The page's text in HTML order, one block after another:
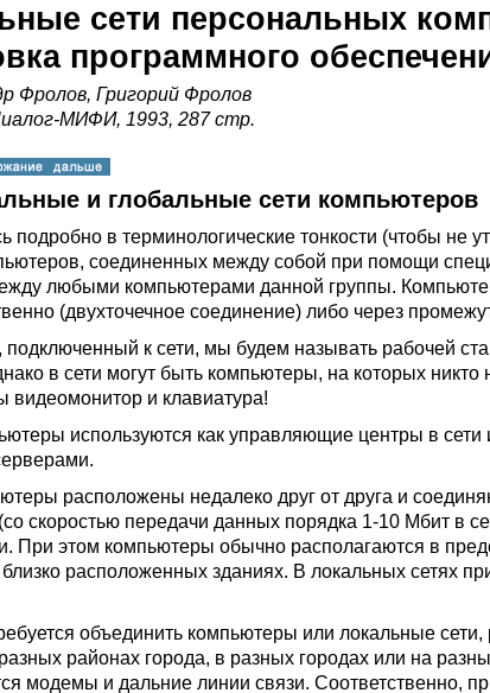
сети персональных
программного
Фролов, Григорий Фролов
МИФИ, 1993, 287 стр.
и глобальные сети компьютеров
подробно в терминологические тонкости (чтобы не
соединенных между собой при помощи
любыми компьютерами данной группы.
(двухточечное соединение) либо через
подключенный к сети, мы будем называть рабочей
в сети могут быть компьютеры, на которых
видеомонитор и клавиатура!
используются как управляющие центры в
расположены недалеко друг от друга и
скоростью передачи данных порядка 1-10 Мбит в
При этом компьютеры обычно располагаются в
близко расположенных зданиях. В локальных сетях
объединить компьютеры или локальные
районах города, в разных городах или на
модемы и дальние линии связи. Соответственно,